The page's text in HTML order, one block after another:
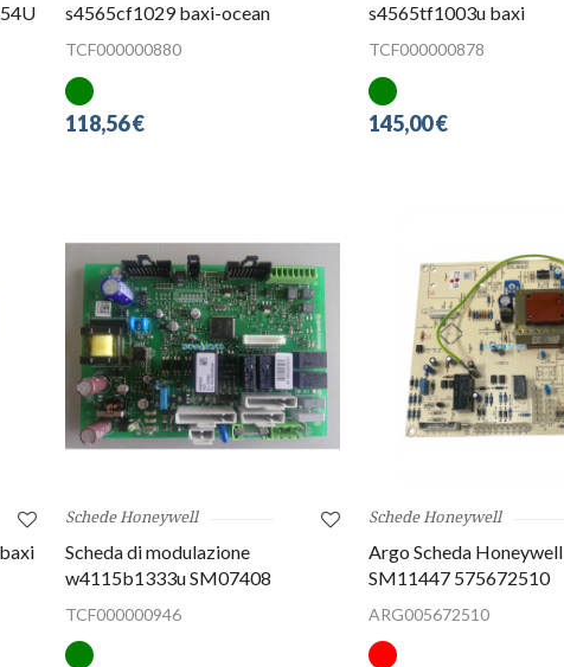
s4565cf1029 baxi-ocean
TCF000000880
118,56 €
s4565tf1003u baxi
TCF000000878
145,00 €
Schede Honeywell
Scheda di modulazione
w4115b1333u SM07408
TCF000000946
Schede Honeywell
Argo Scheda Honeywell
SM11447 575672510
ARG005672510